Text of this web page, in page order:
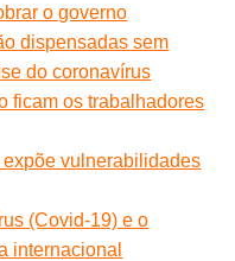
o governo
dispensadas sem
do coronavírus
ficam os trabalhadores
vulnerabilidades
(Covid-19) e o
internacional